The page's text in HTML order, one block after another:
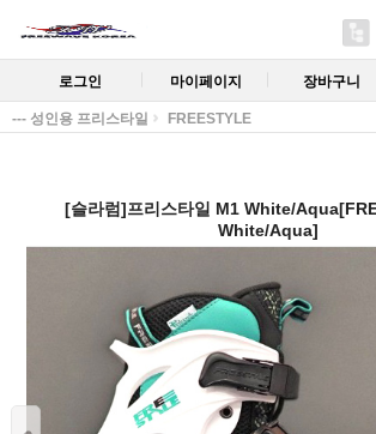
로그인 마이페이지 장바구니
--- 성인용 프리스타일 FREESTYLE
[슬라럼]프리스타일 M1 White/
White/Aqua]